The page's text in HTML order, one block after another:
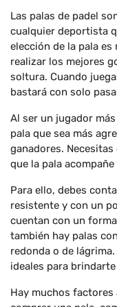
Las palas de padel
cualquier deportista
elección de la pala
realizar los mejores
soltura. Cuando
bastará con solo
Al ser un jugador
pala que sea más
ganadores.
que la pala
Para ello, debes
resistente y con un
cuentan con un
también hay palas
redonda o de
ideales para
Hay muchos factores